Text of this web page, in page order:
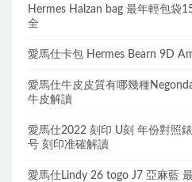
Hermes Halzan bag 最年輕包袋
全
愛馬仕卡包 Hermes Bearn 9D
愛馬仕牛皮皮質有哪幾種
牛皮解讀
愛馬仕2022 刻印 U刻 年份對照
号 刻印准確解讀
愛馬仕Lindy 26 togo J7 亞麻藍